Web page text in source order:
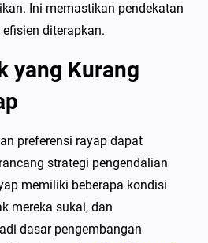
Ini memastikan pendekatan
diterapkan.
yang Kurang
preferensi rayap dapat
strategi pengendalian
memiliki beberapa kondisi
mereka sukai, dan
dasar pengembangan